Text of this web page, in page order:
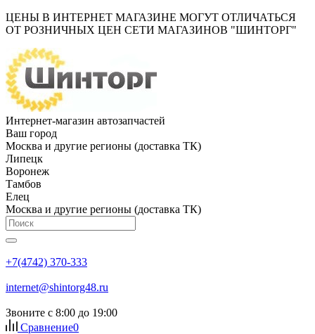
ЦЕНЫ В ИНТЕРНЕТ МАГАЗИНЕ МОГУТ ОТЛИЧАТЬСЯ
ОТ РОЗНИЧНЫХ ЦЕН СЕТИ МАГАЗИНОВ "ШИНТОРГ"
Интернет-магазин автозапчастей
Ваш город
Москва и другие регионы (доставка ТК)
Липецк
Воронеж
Тамбов
Елец
Москва и другие регионы (доставка ТК)
+7(4742) 370-333
internet@shintorg48.ru
Звоните с 8:00 до 19:00
Сравнение0